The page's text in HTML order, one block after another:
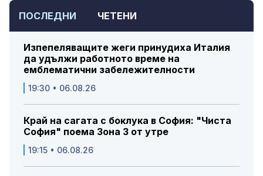
ПОСЛЕДНИ ЧЕТЕНИ
Изпепеляващите жеги принудиха Италия
да удължи работното време на
емблематични забележителности
19:30 • 06.08.26
Край на сагата с боклука в София: "Чиста
София" поема Зона 3 от утре
19:15 • 06.08.26